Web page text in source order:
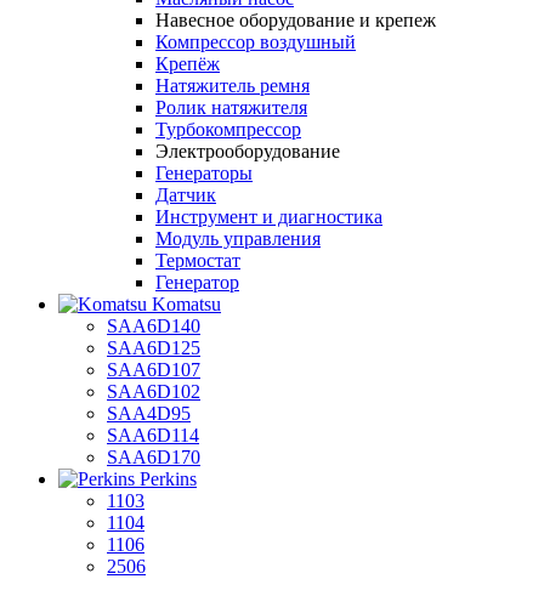
Навесное оборудование и крепеж
Компрессор воздушный
Крепёж
Натяжитель ремня
Ролик натяжителя
Турбокомпрессор
Электрооборудование
Генераторы
Датчик
Инструмент и диагностика
Модуль управления
Термостат
Генератор
Komatsu
SAA6D140
SAA6D125
SAA6D107
SAA6D102
SAA4D95
SAA6D114
SAA6D170
Perkins
1103
1104
1106
2506